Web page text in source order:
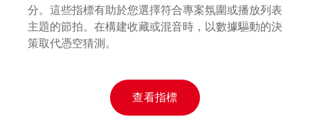
分。這些指標有助於您選擇符合專案氛圍或播放列表
主題的節拍。在構建收藏或混音時，以數據驅動的決
策取代憑空猜測。
查看指標